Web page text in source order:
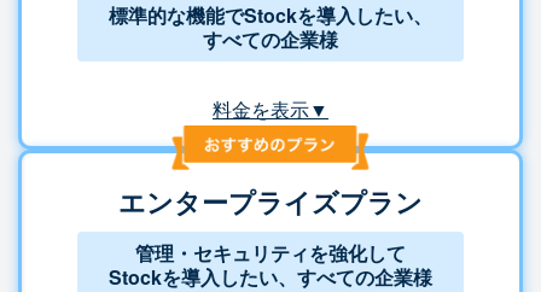
標準的な機能でStockを導入したい、
すべての企業様
料金を表示▼
エンタープライズプラン
管理・セキュリティを強化して
Stockを導入したい、すべての企業様